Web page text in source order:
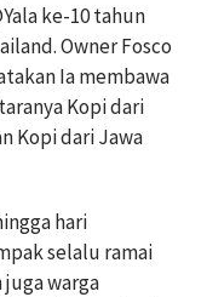
ke-10 tahun
Owner Fosco
Ia membawa
Kopi dari
Kopi dari Jawa
hari
selalu ramai
warga